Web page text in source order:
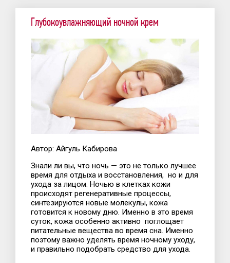
Глубокоувлажняющий ночной крем
Автор: Айгуль Кабирова
Знали ли вы, что ночь — это не только лучшее
время для отдыха и восстановления, но и для
ухода за лицом. Ночью в клетках кожи
происходят регенеративные процессы,
синтезируются новые молекулы, кожа
готовится к новому дню. Именно в это время
суток, кожа особенно активно поглощает
питательные вещества во время сна. Именно
поэтому важно уделять время ночному уходу,
и правильно подобрать средство для ухода.